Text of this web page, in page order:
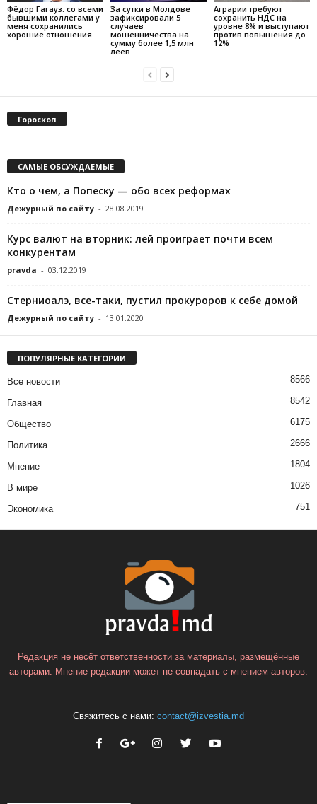
Фёдор Гагауз: со всеми
бывшими коллегами у
меня сохранились
хорошие отношения
За сутки в Молдове
зафиксировали 5
случаев
мошенничества на
сумму более 1,5 млн
леев
Аграрии требуют
сохранить НДС на
уровне 8% и выступают
против повышения до
12%
Гороскоп
САМЫЕ ОБСУЖДАЕМЫЕ
Кто о чем, а Попеску — обо всех реформах
Дежурный по сайту - 28.08.2019
Курс валют на вторник: лей проиграет почти всем
конкурентам
pravda - 03.12.2019
Стерниоалэ, все-таки, пустил прокуроров к себе домой
Дежурный по сайту - 13.01.2020
ПОПУЛЯРНЫЕ КАТЕГОРИИ
Все новости 8566
Главная 8542
Общество 6175
Политика 2666
Мнение 1804
В мире 1026
Экономика 751
Редакция не несёт ответственности за материалы, размещённые
авторами. Мнение редакции может не совпадать с мнением авторов.
Свяжитесь с нами: contact@izvestia.md